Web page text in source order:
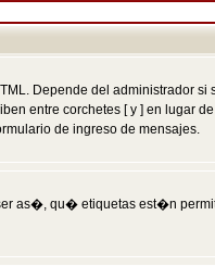
Depende del administrador
entre corchetes [ y ] en
de ingreso de mensajes.
as�, qu� etiquetas est�n